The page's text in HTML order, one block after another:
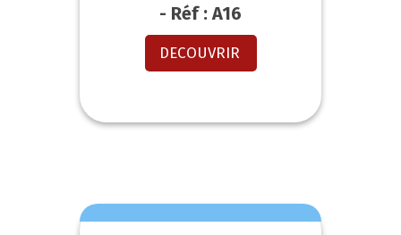
- Réf : A16
DECOUVRIR